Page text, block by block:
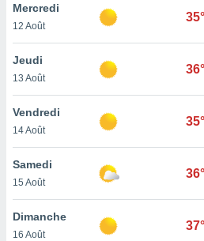
un
la
du
en
de
Mercredi
12 Août
35°
Jeudi
13 Août
36°
Vendredi
14 Août
35°
Samedi
15 Août
36°
Dimanche
16 Août
37°